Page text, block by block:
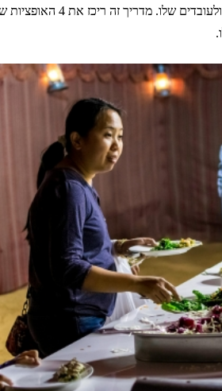
יש היצע רחב של פעילויות